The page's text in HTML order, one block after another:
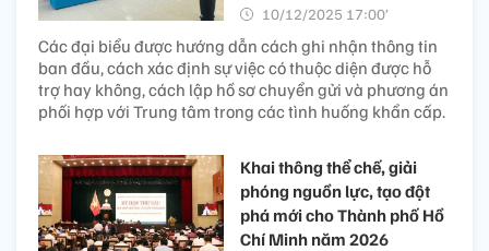
10/12/2025 17:00’
Các đại biểu được hướng dẫn cách ghi nhận thông tin
ban đầu, cách xác định sự việc có thuộc diện được hỗ
trợ hay không, cách lập hồ sơ chuyển gửi và phương án
phối hợp với Trung tâm trong các tình huống khẩn cấp.
Khai thông thể chế, giải
phóng nguồn lực, tạo đột
phá mới cho Thành phố Hồ
Chí Minh năm 2026